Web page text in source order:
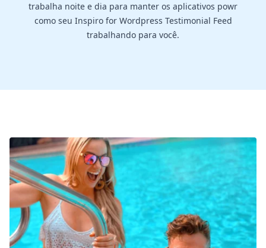
trabalha noite e dia para manter os aplicativos powr
como seu Inspiro for Wordpress Testimonial Feed
trabalhando para você.